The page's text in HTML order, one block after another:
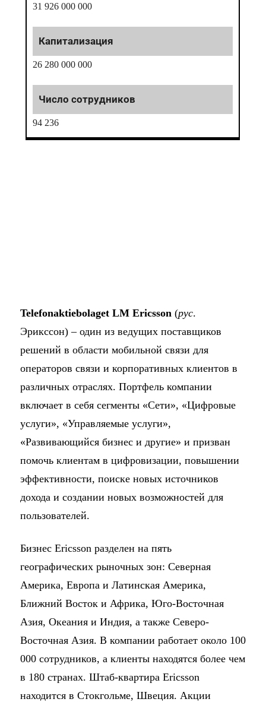
31 926 000 000
26 280 000 000
94 236
Telefonaktiebolaget LM Ericsson (рус.
Эрикссон) – один из ведущих поставщиков
решений в области мобильной связи для
операторов связи и корпоративных клиентов в
различных отраслях. Портфель компании
включает в себя сегменты «Сети», «Цифровые
услуги», «Управляемые услуги»,
«Развивающийся бизнес и другие» и призван
помочь клиентам в цифровизации, повышении
эффективности, поиске новых источников
дохода и создании новых возможностей для
пользователей.
Бизнес Ericsson разделен на пять
географических рыночных зон: Северная
Америка, Европа и Латинская Америка,
Ближний Восток и Африка, Юго-Восточная
Азия, Океания и Индия, а также Северо-
Восточная Азия. В компании работает около 100
000 сотрудников, а клиенты находятся более чем
в 180 странах. Штаб-квартира Ericsson
находится в Стокгольме, Швеция. Акции